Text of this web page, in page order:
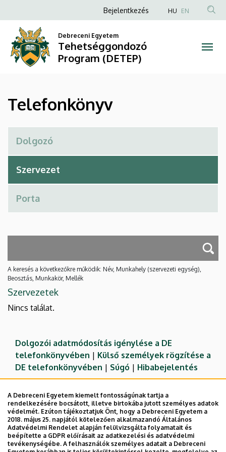
Telefonkönyv
Tehetséggondozó
Program
(DETEP)
a
tartalomra
Anonim
fiók
menüje
Bejelentkezés HU EN
Debreceni Egyetem
Tehetséggondozó
Program (DETEP)
Telefonkönyv
A keresés a következőkre működik: Név, Munkahely (szervezeti egység),
Beosztás, Munkakör, Mellék
Szervezetek
Nincs találat.
Dolgozói adatmódosítás igénylése a DE
telefonkönyvében | Külső személyek rögzítése a
DE telefonkönyvében | Súgó | Hibabejelentés
A Debreceni Egyetem kiemelt fontosságúnak tartja a
rendelkezésére bocsátott, illetve birtokába jutott személyes adatok
védelmét. Ezúton tájékoztatjuk Önt, hogy a Debreceni Egyetem a
2018. május 25. napjától kötelezően alkalmazandó Általános
Adatvédelmi Rendelet alapján felülvizsgálta folyamatait és
beépítette a GDPR előírásait az adatkezelési és adatvédelmi
tevékenységébe. A felhasználók személyes adatait a Debreceni